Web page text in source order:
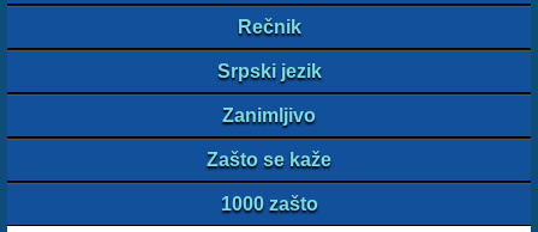
Rečnik
Srpski jezik
Zanimljivo
Zašto se kaže
1000 zašto